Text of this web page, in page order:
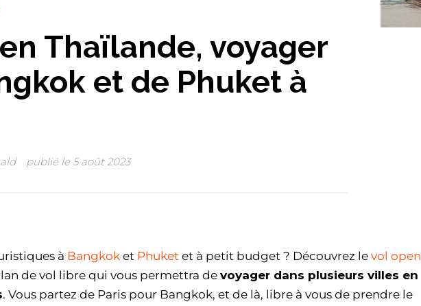
Thaïlande, voyager
et de Phuket à
publié le 5 août 2023
à Bangkok et Phuket et à petit budget ? Découvrez le vol open
de vol libre qui vous permettra de voyager dans plusieurs villes en
. Vous partez de Paris pour Bangkok, et de là, libre à vous de prendre le